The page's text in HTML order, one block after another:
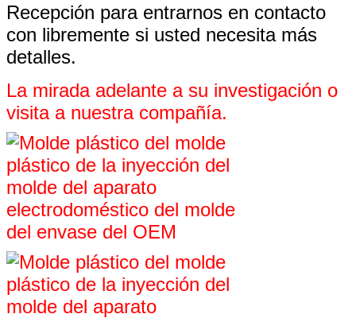
Recepción para entrarnos en contacto
con libremente si usted necesita más
detalles.
La mirada adelante a su investigación o
visita a nuestra compañía.